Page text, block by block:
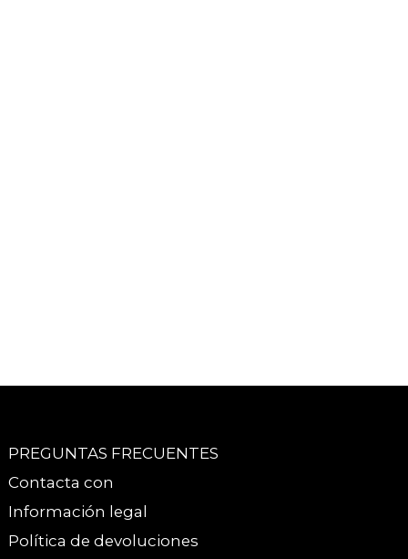
PREGUNTAS FRECUENTES
Contacta con
Información legal
Política de devoluciones